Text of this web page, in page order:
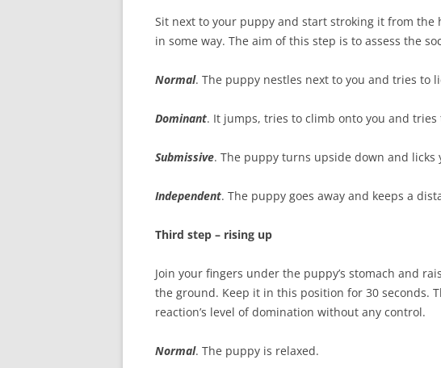
Sit next to your puppy and start stroking it from
in some way. The aim of this step is to assess the
Normal. The puppy nestles next to you and tries to
Dominant. It jumps, tries to climb onto you and tries
Submissive. The puppy turns upside down and licks
Independent. The puppy goes away and keeps a
Third step – rising up
Join your fingers under the puppy’s stomach and
the ground. Keep it in this position for 30 seconds.
reaction’s level of domination without any control.
Normal. The puppy is relaxed.